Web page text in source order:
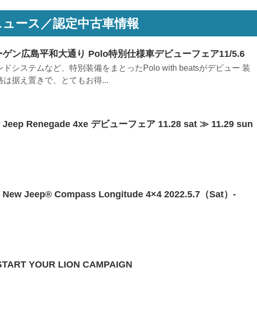
ース／認定中古車情報
ゲン広島平和大通り Polo特別仕様車デビューフェア11/5.6
ドシステムなど、特別装備をまとったPolo with beatsがデビュー 装
は据え置きで、とてもお得...
Renegade 4xe デビューフェア 11.28 sat ≫ 11.29 sun
Jeep® Compass Longitude 4×4 2022.5.7（Sat）-
YOUR LION CAMPAIGN